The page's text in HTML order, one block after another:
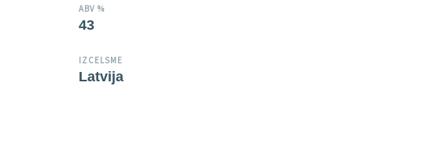
ABV %
43
IZCELSME
Latvija